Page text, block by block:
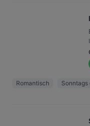
Romantisch